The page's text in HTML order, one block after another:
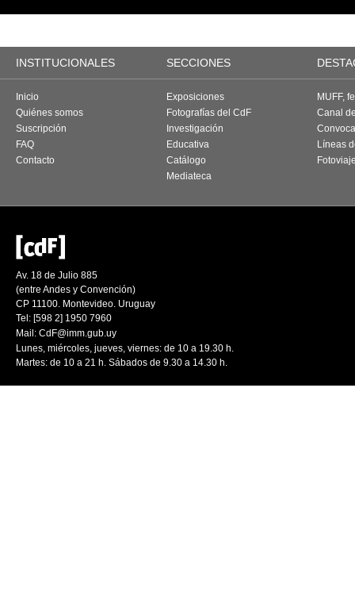
INSTITUCIONALES SECCIONES
Inicio
Quiénes somos
Suscripción
FAQ
Contacto
Exposiciones
Fotografías del CdF
Investigación
Educativa
Catálogo
Mediateca
MUFF,
Canal
Líneas
Av. 18 de Julio 885
(entre Andes y Convención)
CP 11100. Montevideo. Uruguay
Tel: [598 2] 1950 7960
Mail: CdF@imm.gub.uy
Lunes, miércoles, jueves, viernes: de 10 a 19.30 h.
Martes: de 10 a 21 h. Sábados de 9.30 a 14.30 h.